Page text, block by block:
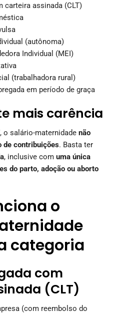
carteira assinada (CLT)
(autônoma)
Individual (MEI)
(trabalhadora rural)
em período de graça
mais carência
, o salário-maternidade não
de contribuições. Basta ter
, inclusive com uma única
do parto, adoção ou aborto
o
categoria
com
(CLT)
(com reembolso do